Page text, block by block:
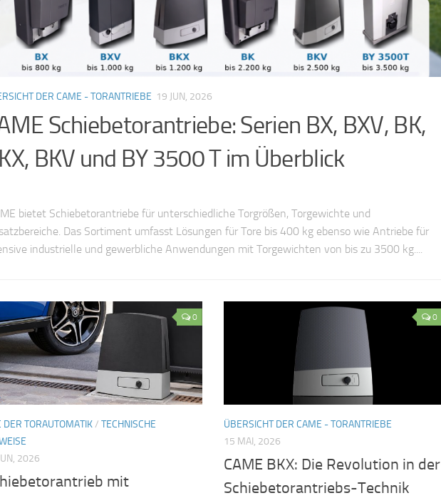
DER CAME - TORANTRIEBE 19 JUN, 2026
Schiebetorantriebe: Serien BX, BXV, BK,
BKV und BY 3500 T im Überblick
bietet Schiebetorantriebe für unterschiedliche Torgrößen, Torgewichte und
Das Sortiment umfasst Lösungen für Tore bis 400 kg ebenso wie Antriebe für
industrielle und gewerbliche Anwendungen mit Torgewichten von bis zu 3500 kg....
0
DER TORAUTOMATIK/ TECHNISCHE
2026
mit
0
ÜBERSICHT DER CAME - TORANTRIEBE
15 MAI, 2026
CAME BKX: Die Revolution in der
Schiebetorantriebs-Technik